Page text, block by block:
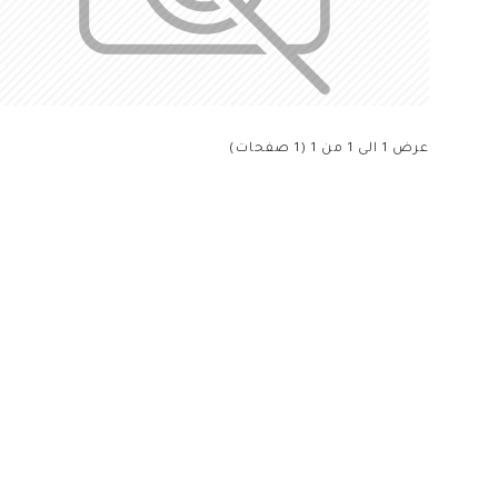
عرض 1 الى 1 من 1 (1 صفحات)